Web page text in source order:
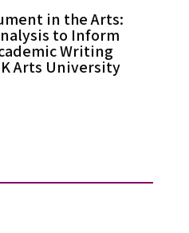
in the Arts:
to Inform
Writing
Arts University